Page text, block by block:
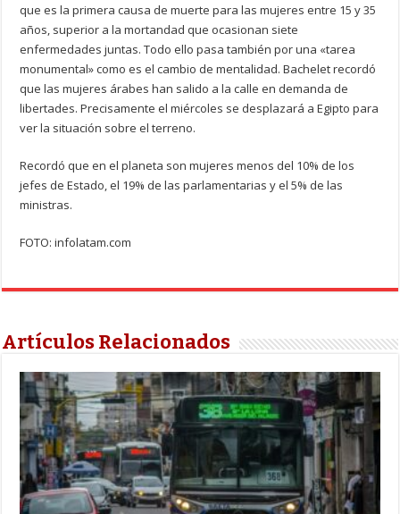
que es la primera causa de muerte para las mujeres entre 15 y 35
años, superior a la mortandad que ocasionan siete
enfermedades juntas. Todo ello pasa también por una «tarea
monumental» como es el cambio de mentalidad. Bachelet recordó
que las mujeres árabes han salido a la calle en demanda de
libertades. Precisamente el miércoles se desplazará a Egipto para
ver la situación sobre el terreno.
Recordó que en el planeta son mujeres menos del 10% de los
jefes de Estado, el 19% de las parlamentarias y el 5% de las
ministras.
FOTO: infolatam.com
Artículos Relacionados